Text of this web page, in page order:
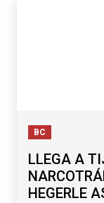
BC
LLEGA A
HEGERLE